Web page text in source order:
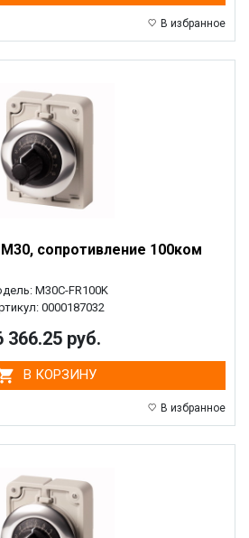
В избранное
сопротивление 100ком
M30C-FR100K
0000187032
366.25 руб.
В КОРЗИНУ
В избранное